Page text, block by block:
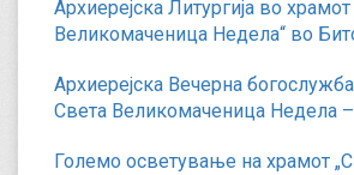
Архиерејска Литургија во храмот
Великомаченица Недела“ во
Архиерејска Вечерна
Света Великомаченица Недела
Големо осветување на храмот